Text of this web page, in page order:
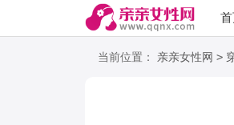
当前位置： 亲亲女性网 >